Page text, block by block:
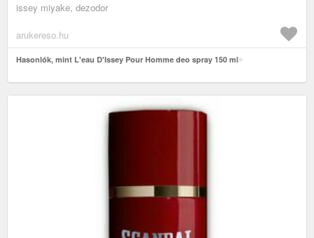
issey miyake, dezodor
arukereso.hu
Hasonlók, mint L'eau D'Issey Pour Homme deo spray 150 ml